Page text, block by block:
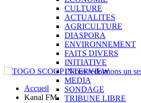
CULTURE
ACTUALITES
AGRICULTURE
DIASPORA
ENVIRONNEMENT
FAITS DIVERS
INITIATIVE
INTERVIEW
MEDIA
SONDAGE
TRIBUNE LIBRE
Accueil
Kanal FM